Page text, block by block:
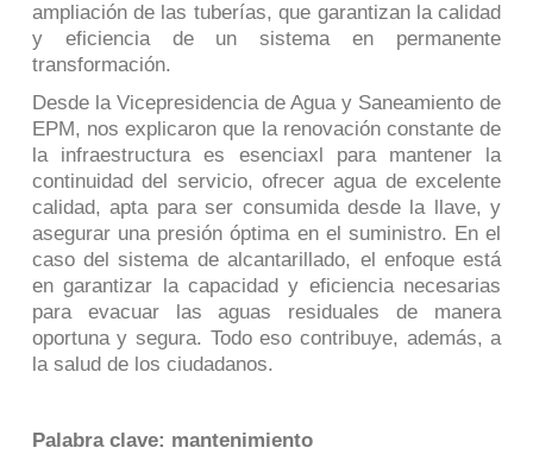
ampliación de las tuberías, que garantizan la calidad
y eficiencia de un sistema en permanente
transformación.
Desde la Vicepresidencia de Agua y Saneamiento de
EPM, nos explicaron que la renovación constante de
la infraestructura es esenciaxl para mantener la
continuidad del servicio, ofrecer agua de excelente
calidad, apta para ser consumida desde la llave, y
asegurar una presión óptima en el suministro. En el
caso del sistema de alcantarillado, el enfoque está
en garantizar la capacidad y eficiencia necesarias
para evacuar las aguas residuales de manera
oportuna y segura. Todo eso contribuye, además, a
la salud de los ciudadanos.
Palabra clave: mantenimiento